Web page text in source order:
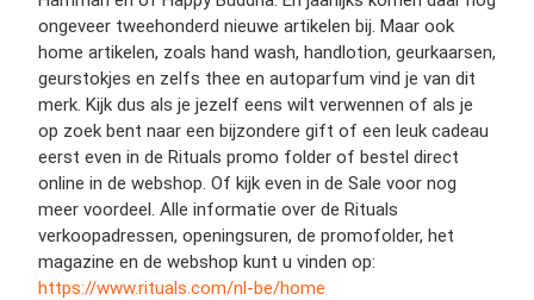
ongeveer tweehonderd nieuwe artikelen bij. Maar ook
home artikelen, zoals hand wash, handlotion, geurkaarsen,
geurstokjes en zelfs thee en autoparfum vind je van dit
merk. Kijk dus als je jezelf eens wilt verwennen of als je
op zoek bent naar een bijzondere gift of een leuk cadeau
eerst even in de Rituals promo folder of bestel direct
online in de webshop. Of kijk even in de Sale voor nog
meer voordeel. Alle informatie over de Rituals
verkoopadressen, openingsuren, de promofolder, het
magazine en de webshop kunt u vinden op:
https://www.rituals.com/nl-be/home